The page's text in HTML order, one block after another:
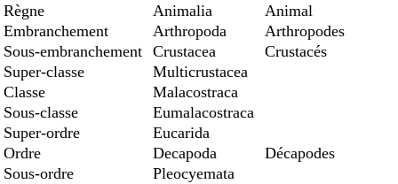
Règne
Animalia
Animal
Embranchement
Arthropoda
Arthropodes
Sous-embranchement Crustacea
Crustacés
Super-classe
Multicrustacea
Classe
Malacostraca
Sous-classe
Eumalacostraca
Super-ordre
Eucarida
Ordre
Decapoda
Décapodes
Sous-ordre
Pleocyemata